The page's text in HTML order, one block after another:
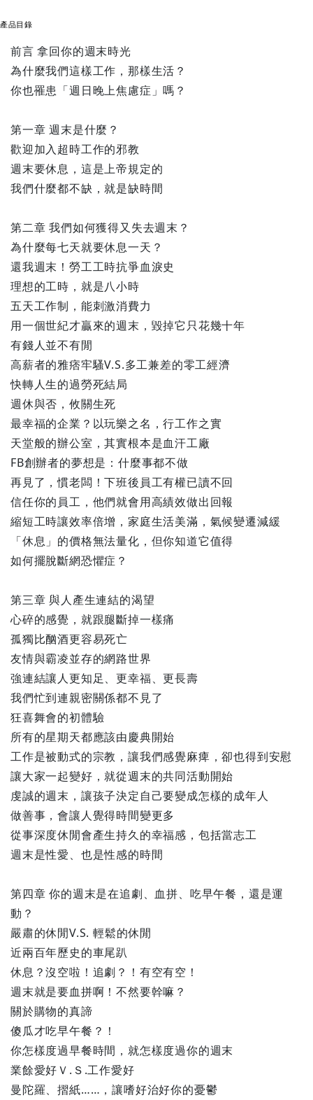
產品目錄
前言 拿回你的週末時光
為什麼我們這樣工作，那樣生活？
你也罹患「週日晚上焦慮症」嗎？
第一章 週末是什麼？
歡迎加入超時工作的邪教
週末要休息，這是上帝規定的
我們什麼都不缺，就是缺時間
第二章 我們如何獲得又失去週末？
為什麼每七天就要休息一天？
還我週末！勞工工時抗爭血淚史
理想的工時，就是八小時
五天工作制，能刺激消費力
用一個世紀才贏來的週末，毀掉它只花幾十年
有錢人並不有閒
高薪者的雅痞牢騷V.S.多工兼差的零工經濟
快轉人生的過勞死結局
週休與否，攸關生死
最幸福的企業？以玩樂之名，行工作之實
天堂般的辦公室，其實根本是血汗工廠
FB創辦者的夢想是：什麼事都不做
再見了，慣老闆！下班後員工有權已讀不回
信任你的員工，他們就會用高績效做出回報
縮短工時讓效率倍增，家庭生活美滿，氣候變遷減緩
「休息」的價格無法量化，但你知道它值得
如何擺脫斷網恐懼症？
第三章 與人產生連結的渴望
心碎的感覺，就跟腿斷掉一樣痛
孤獨比酗酒更容易死亡
友情與霸凌並存的網路世界
強連結讓人更知足、更幸福、更長壽
我們忙到連親密關係都不見了
狂喜舞會的初體驗
所有的星期天都應該由慶典開始
工作是被動式的宗教，讓我們感覺麻痺，卻也得到安慰
讓大家一起變好，就從週末的共同活動開始
虔誠的週末，讓孩子決定自己要變成怎樣的成年人
做善事，會讓人覺得時間變更多
從事深度休閒會產生持久的幸福感，包括當志工
週末是性愛、也是性感的時間
第四章 你的週末是在追劇、血拼、吃早午餐，還是運
動？
嚴肅的休閒V.S. 輕鬆的休閒
近兩百年歷史的車尾趴
休息？沒空啦！追劇？！有空有空！
週末就是要血拼啊！不然要幹嘛？
關於購物的真諦
傻瓜才吃早午餐？！
你怎樣度過早餐時間，就怎樣度過你的週末
業餘愛好Ｖ.Ｓ.工作愛好
曼陀羅、摺紙……，讓嗜好治好你的憂鬱